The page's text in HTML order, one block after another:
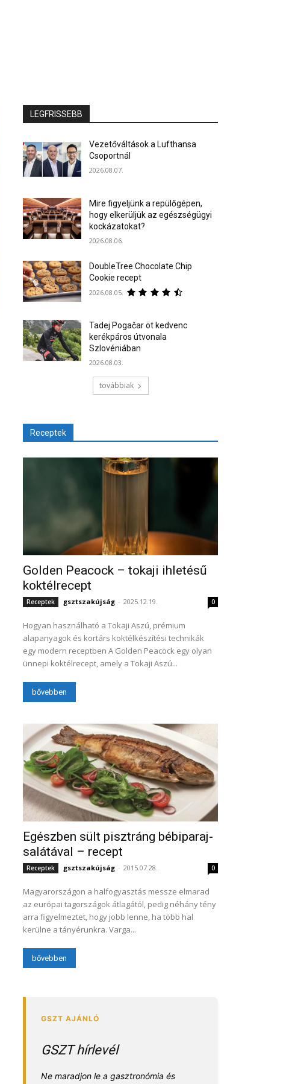
LEGFRISSEBB
Vezetőváltások a Lufthansa
Csoportnál
2026.08.07.
Mire figyeljünk a repülőgépen,
hogy elkerüljük az egészségügyi
kockázatokat?
2026.08.06.
DoubleTree Chocolate Chip
Cookie recept
2026.08.05.
Tadej Pogačar öt kedvenc
kerékpáros útvonala
Szlovéniában
2026.08.03.
továbbiak
Receptek
Golden Peacock – tokaji ihletésű
koktélrecept
Receptek gsztszakújság - 2025.12.19. 0
Hogyan használható a Tokaji Aszú, prémium
alapanyagok és kortárs koktélkészítési technikák
egy modern receptben A Golden Peacock egy olyan
ünnepi koktélrecept, amely a Tokaji Aszú...
bővebben
Egészben sült pisztráng bébiparaj-
salátával – recept
Receptek gsztszakújság - 2015.07.28. 0
Magyarországon a halfogyasztás messze elmarad
az európai tagországok átlagától, pedig néhány tény
arra figyelmeztet, hogy jobb lenne, ha több hal
kerülne a tányérunkra. Varga...
bővebben
GSZT hírlevél
Ne maradjon le a gasztronómia és